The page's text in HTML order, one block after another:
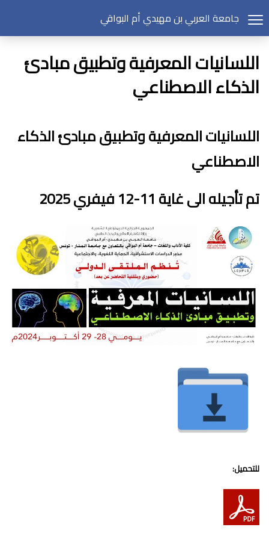
جامعة العربي بن مهيدي أم البواقي
اللسانيات المعرفية وتطبيق مبادئ
الذكاء الاصطناعي
اللسانيات المعرفية وتطبيق مبادئ الذكاء
الاصطناعي
تم تأجيله الى غاية 11-12 فيفري 2025
للتحميل: